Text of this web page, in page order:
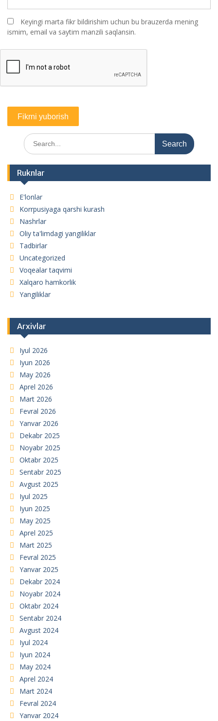
Keyingi marta fikr bildirishim uchun bu brauzerda mening
ismim, email va saytim manzili saqlansin.
Search
for:
Ruknlar
E'lonlar
Korrpusiyaga qarshi kurash
Nashrlar
Oliy ta'limdagi yangiliklar
Tadbirlar
Uncategorized
Voqealar taqvimi
Xalqaro hamkorlik
Yangiliklar
Arxivlar
Iyul 2026
Iyun 2026
May 2026
Aprel 2026
Mart 2026
Fevral 2026
Yanvar 2026
Dekabr 2025
Noyabr 2025
Oktabr 2025
Sentabr 2025
Avgust 2025
Iyul 2025
Iyun 2025
May 2025
Aprel 2025
Mart 2025
Fevral 2025
Yanvar 2025
Dekabr 2024
Noyabr 2024
Oktabr 2024
Sentabr 2024
Avgust 2024
Iyul 2024
Iyun 2024
May 2024
Aprel 2024
Mart 2024
Fevral 2024
Yanvar 2024